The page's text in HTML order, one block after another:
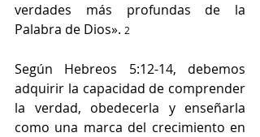
verdades más profundas de la
Palabra de Dios». 2
Según Hebreos 5:12-14, debemos
adquirir la capacidad de comprender
la verdad, obedecerla y enseñarla
como una marca del crecimiento en